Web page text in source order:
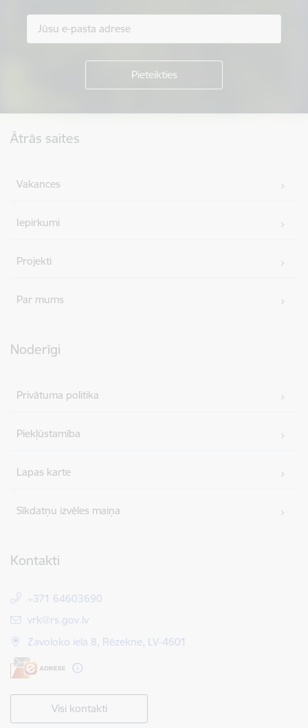
Ātrās saites
Vakances
Iepirkumi
Projekti
Par mums
Noderīgi
Privātuma politika
Piekļūstamība
Lapas karte
Sīkdatņu izvēles maiņa
Kontakti
+371 64603690
E-pasts:
vrk@rs.gov.lv
Zavoloko iela 8, Rēzekne, LV-4601
Visi kontakti